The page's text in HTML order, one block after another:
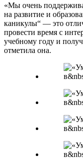
«Мы очень
на развитие и
каникулы“ — это
провести время с
учебному году и
отметила она.